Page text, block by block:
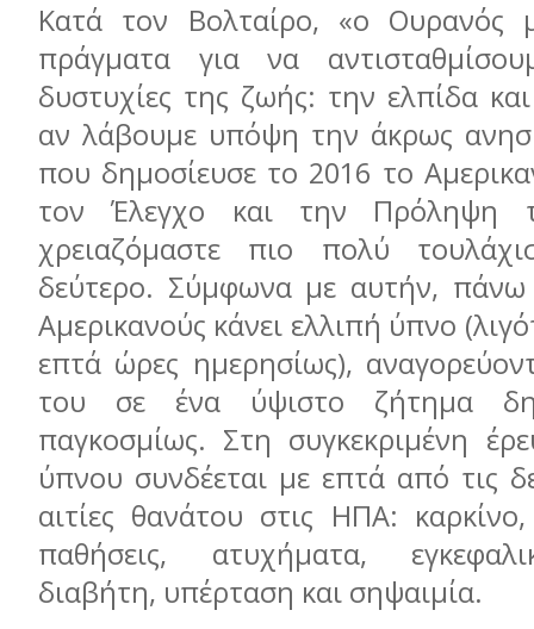
Κατά τον Βολταίρο, «ο Ουρανός
πράγματα για να
δυστυχίες της ζωής: την ελπίδα
αν λάβουμε υπόψη την άκρως
που δημοσίευσε το 2016 το
τον Έλεγχο και την Πρόληψη
χρειαζόμαστε πιο πολύ
δεύτερο. Σύμφωνα με αυτήν,
Αμερικανούς κάνει ελλιπή ύπνο
επτά ώρες ημερησίως),
του σε ένα ύψιστο ζήτημα
παγκοσμίως. Στη συγκεκριμένη
ύπνου συνδέεται με επτά από τις
αιτίες θανάτου στις ΗΠΑ: καρκίνο,
παθήσεις, ατυχήματα,
διαβήτη, υπέρταση και σηψαιμία.